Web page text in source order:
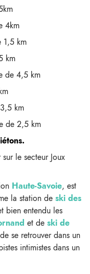
4km
1,5 km
km
de 4,5 km
km
de 2,5 km
le secteur Joux
Haute-Savoie, est
la station de ski des
bien entendu les
et de ski de
se retrouver dans un
intimistes dans un